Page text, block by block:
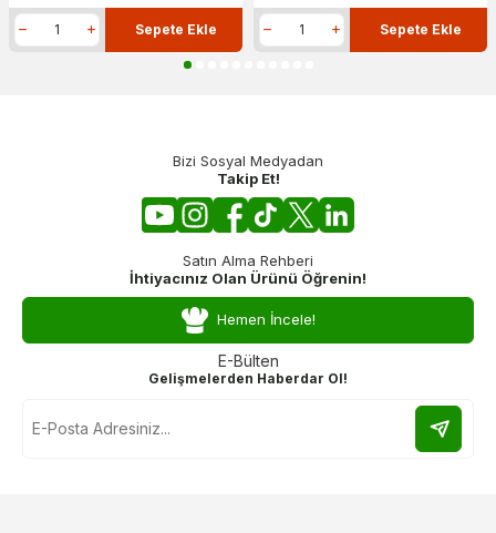
Sepete Ekle Sepete Ekle
Bizi Sosyal Medyadan
Takip Et!
Satın Alma Rehberi
İhtiyacınız Olan Ürünü Öğrenin!
Hemen İncele!
E-Bülten
Gelişmelerden Haberdar Ol!